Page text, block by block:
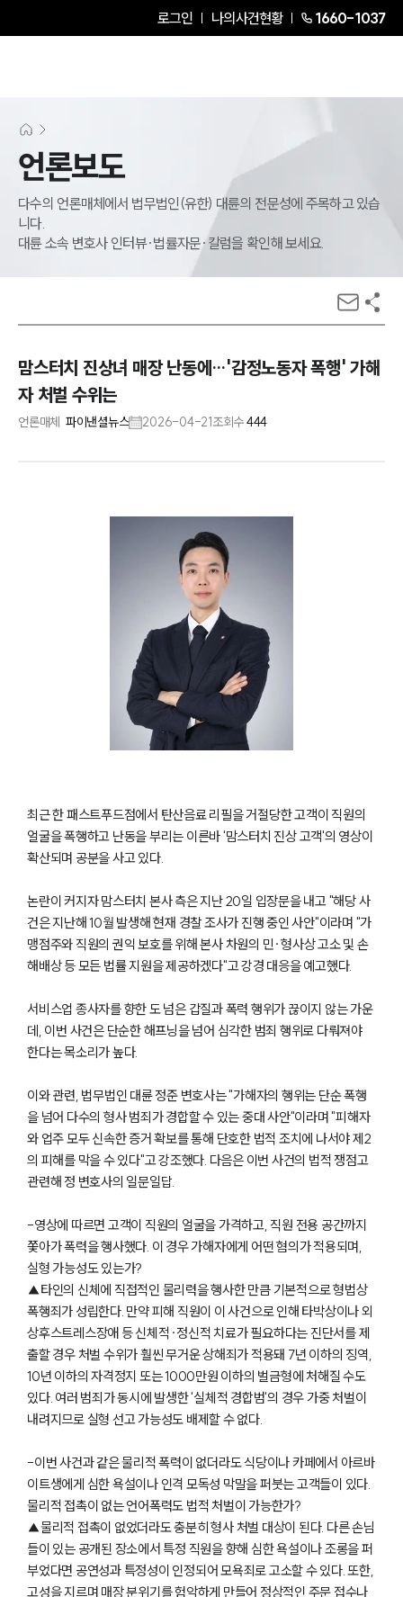
로그인 나의사건현황 1660-1037
언론보도
다수의 언론매체에서 법무법인(유한) 대륜의 전문성에 주목하고 있습
니다.
대륜 소속 변호사 인터뷰·법률자문·칼럼을 확인해 보세요.
맘스터치 진상녀 매장 난동에…'감정노동자 폭행' 가해
자 처벌 수위는
언론매체 파이낸셜뉴스 2026-04-21조회수444
최근 한 패스트푸드점에서 탄산음료 리필을 거절당한 고객이 직원의
얼굴을 폭행하고 난동을 부리는 이른바 '맘스터치 진상 고객'의 영상이
확산되며 공분을 사고 있다.
논란이 커지자 맘스터치 본사 측은 지난 20일 입장문을 내고 "해당 사
건은 지난해 10월 발생해 현재 경찰 조사가 진행 중인 사안"이라며 "가
맹점주와 직원의 권익 보호를 위해 본사 차원의 민·형사상 고소 및 손
해배상 등 모든 법률 지원을 제공하겠다"고 강경 대응을 예고했다.
서비스업 종사자를 향한 도 넘은 갑질과 폭력 행위가 끊이지 않는 가운
데, 이번 사건은 단순한 해프닝을 넘어 심각한 범죄 행위로 다뤄져야
한다는 목소리가 높다.
이와 관련, 법무법인 대륜 정준 변호사는 "가해자의 행위는 단순 폭행
을 넘어 다수의 형사 범죄가 경합할 수 있는 중대 사안"이라며 "피해자
와 업주 모두 신속한 증거 확보를 통해 단호한 법적 조치에 나서야 제2
의 피해를 막을 수 있다"고 강조했다. 다음은 이번 사건의 법적 쟁점고
관련해 정 변호사의 일문일답.
-영상에 따르면 고객이 직원의 얼굴을 가격하고, 직원 전용 공간까지
쫓아가 폭력을 행사했다. 이 경우 가해자에게 어떤 혐의가 적용되며,
실형 가능성도 있는가?
▲타인의 신체에 직접적인 물리력을 행사한 만큼 기본적으로 형법상
폭행죄가 성립한다. 만약 피해 직원이 이 사건으로 인해 타박상이나 외
상후스트레스장애 등 신체적·정신적 치료가 필요하다는 진단서를 제
출할 경우 처벌 수위가 훨씬 무거운 상해죄가 적용돼 7년 이하의 징역,
10년 이하의 자격정지 또는 1000만원 이하의 벌금형에 처해질 수도
있다. 여러 범죄가 동시에 발생한 '실체적 경합범'의 경우 가중 처벌이
내려지므로 실형 선고 가능성도 배제할 수 없다.
-이번 사건과 같은 물리적 폭력이 없더라도 식당이나 카페에서 아르바
이트생에게 심한 욕설이나 인격 모독성 막말을 퍼붓는 고객들이 있다.
물리적 접촉이 없는 언어폭력도 법적 처벌이 가능한가?
▲물리적 접촉이 없었더라도 충분히 형사 처벌 대상이 된다. 다른 손님
들이 있는 공개된 장소에서 특정 직원을 향해 심한 욕설이나 조롱을 퍼
부었다면 공연성과 특정성이 인정되어 모욕죄로 고소할 수 있다. 또한,
고성을 지르며 매장 분위기를 험악하게 만들어 정상적인 주문 접수나